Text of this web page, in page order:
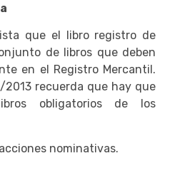
que el libro registro de
de libros que deben
en el Registro Mercantil.
2013 recuerda que hay que
obligatorios de los
nominativas.